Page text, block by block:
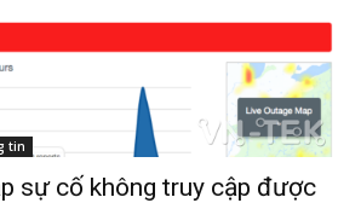
tin
sự cố không truy cập được